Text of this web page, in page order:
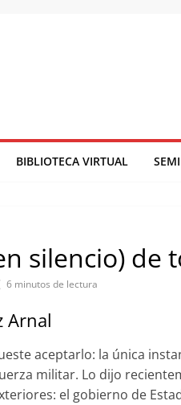
BIBLIOTECA VIRTUAL
silencio) de
6 minutos de lectura
Arnal
aceptarlo: la única
militar. Lo dijo
el gobierno de